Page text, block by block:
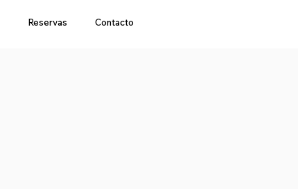
Reservas Contacto